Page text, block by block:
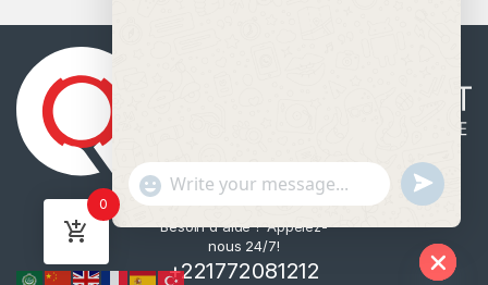
Besoin d'aide ? Appelez-
nous 24/7!
+221772081212
0
"
+
c
WhatsApp Message
u
n
d